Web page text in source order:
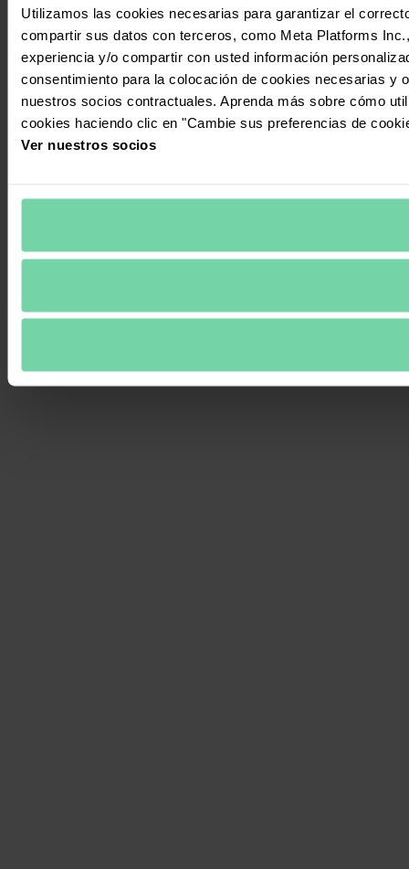
Utilizamos las cookies necesarias para garantizar el
compartir sus datos con terceros, como Meta Platforms
experiencia y/o compartir con usted información
consentimiento para la colocación de cookies necesarias
nuestros socios contractuales. Aprenda más sobre cómo
cookies haciendo clic en "Cambie sus preferencias de
Ver nuestros socios